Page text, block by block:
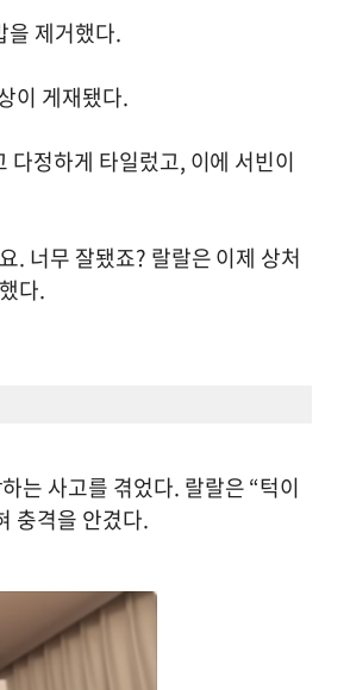
을 제거했다.
이 게재됐다.
다정하게 타일렀고, 이에 서빈이
. 너무 잘됐죠? 랄랄은 이제 상처
다.
는 사고를 겪었다. 랄랄은 “턱이
충격을 안겼다.